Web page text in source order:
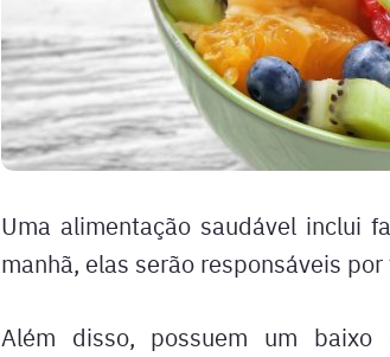
Uma alimentação saudável inclui
manhã, elas serão responsáveis
Além disso, possuem um